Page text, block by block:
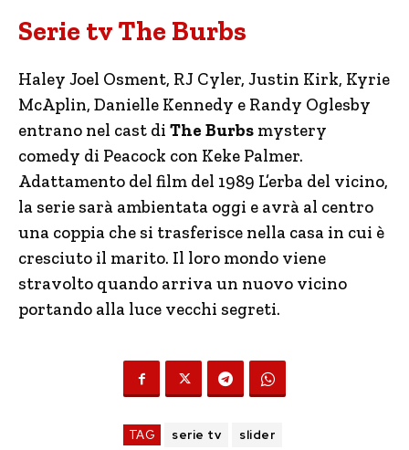
Serie tv The Burbs
Haley Joel Osment, RJ Cyler, Justin Kirk, Kyrie
McAplin, Danielle Kennedy e Randy Oglesby
entrano nel cast di The Burbs mystery
comedy di Peacock con Keke Palmer.
Adattamento del film del 1989 L’erba del vicino,
la serie sarà ambientata oggi e avrà al centro
una coppia che si trasferisce nella casa in cui è
cresciuto il marito. Il loro mondo viene
stravolto quando arriva un nuovo vicino
portando alla luce vecchi segreti.
TAG serie tv slider